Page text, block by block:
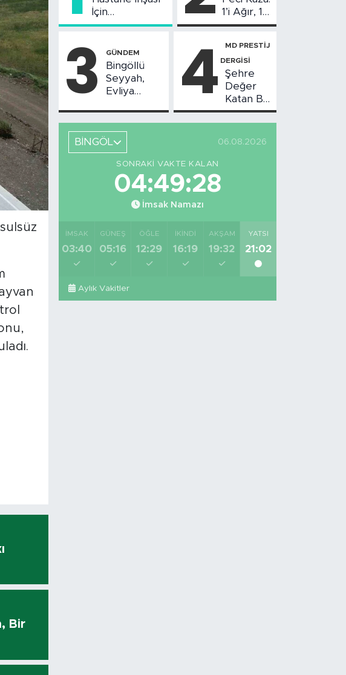
Bir
İçin
Değerlendirme
Yapıldı
1’i Ağır, 10
Yaralı
3 GÜNDEM
Bingöllü
Seyyah,
Evliya
Bingöl'deki
O Yeri
Görüntüledi
4 MD PRESTİJ
DERGİSİ
Şehre
Değer
Katan Bir
Birikim:
Burhan
Arıkız
BİNGÖL 06.08.2026
SONRAKI VAKTE KALAN
04:49:28
İmsak Namazı
İMSAK
03:40
GÜNEŞ
05:16
ÖĞLE
12:29
İKINDI
16:19
AKŞAM
19:32
YATSI
21:02
Aylık Vakitler